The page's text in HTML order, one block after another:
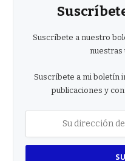
Suscríbete a nuestro
nuestras
Suscríbete a mi boletín
publicaciones y